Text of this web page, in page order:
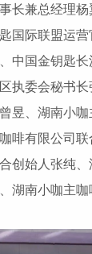
长兼总经理
国际联盟运
中国金钥匙
执委会秘书
昱、湖南小咖
啡有限公司
创始人张纯
湖南小咖主